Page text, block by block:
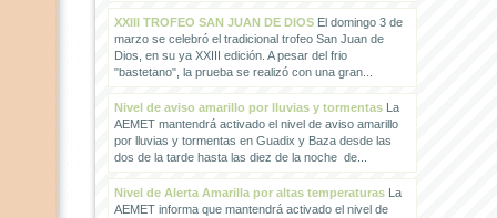
XXIII TROFEO SAN JUAN DE DIOSEl domingo 3 de
marzo se celebró el tradicional trofeo San Juan de
Dios, en su ya XXIII edición. A pesar del frio
"bastetano", la prueba se realizó con una gran...
Nivel de aviso amarillo por lluvias y tormentasLa
AEMET mantendrá activado el nivel de aviso amarillo
por lluvias y tormentas en Guadix y Baza desde las
dos de la tarde hasta las diez de la noche de...
Nivel de Alerta Amarilla por altas temperaturasLa
AEMET informa que mantendrá activado el nivel de